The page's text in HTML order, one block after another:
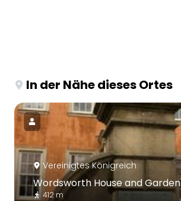
In der Nähe dieses Ortes
Vereinigtes Königreich
Wordsworth House and Garden
412 m